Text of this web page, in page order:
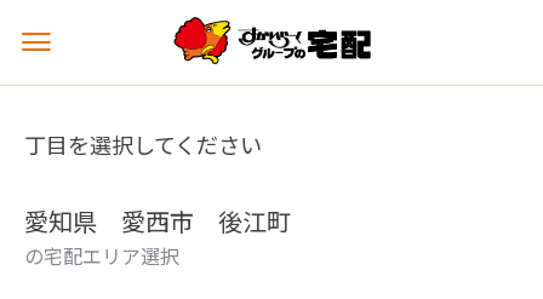
メ
ュ
を
丁目を選択してください
愛知県 愛西市 後江町
の宅配エリア選択